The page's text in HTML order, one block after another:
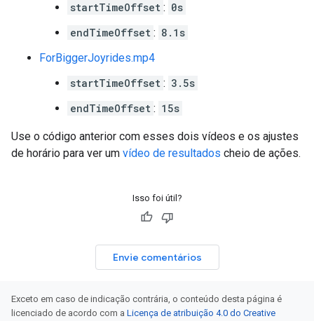
startTimeOffset : 0s
endTimeOffset : 8.1s
ForBiggerJoyrides.mp4
startTimeOffset : 3.5s
endTimeOffset : 15s
Use o código anterior com esses dois vídeos e os ajustes
de horário para ver um vídeo de resultados cheio de ações.
Isso foi útil?
Envie comentários
Exceto em caso de indicação contrária, o conteúdo desta página é
licenciado de acordo com a Licença de atribuição 4.0 do Creative